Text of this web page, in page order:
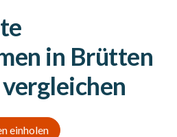
in Brütten
einholen